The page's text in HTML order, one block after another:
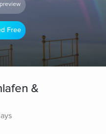
Free
&